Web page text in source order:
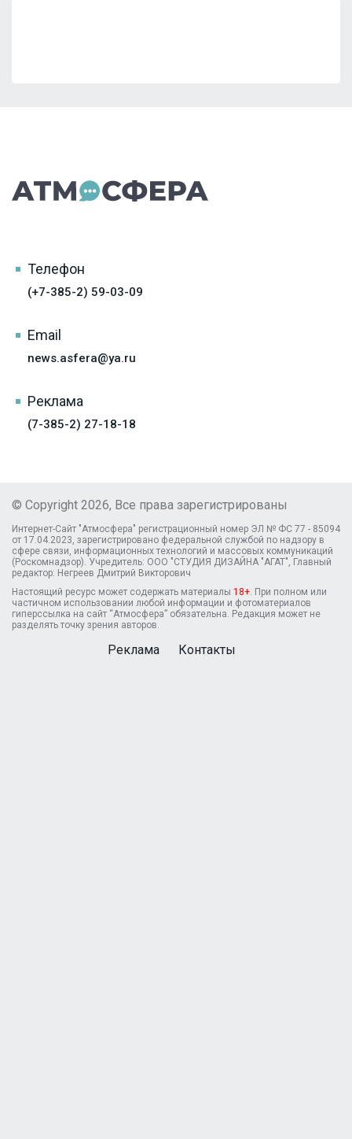
Телефон
(+7-385-2) 59-03-09
Email
news.asfera@ya.ru
Реклама
(7-385-2) 27-18-18
© Copyright 2026, Все права зарегистрированы
Интернет-Сайт "Атмосфера" регистрационный номер ЭЛ № ФС 77 - 85094
от 17.04.2023, зарегистрировано федеральной службой по надзору в
сфере связи, информационных технологий и массовых коммуникаций
(Роскомнадзор). Учредитель: ООО "СТУДИЯ ДИЗАЙНА "АГАТ", Главный
редактор: Негреев Дмитрий Викторович
Настоящий ресурс может содержать материалы 18+. При полном или
частичном использовании любой информации и фотоматериалов
гиперссылка на сайт “Атмосфера” обязательна. Редакция может не
разделять точку зрения авторов.
Реклама Контакты